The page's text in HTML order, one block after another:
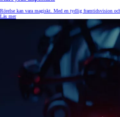
Rörelse kan vara magiskt. Med en tydlig framtidsvision
Läs mer